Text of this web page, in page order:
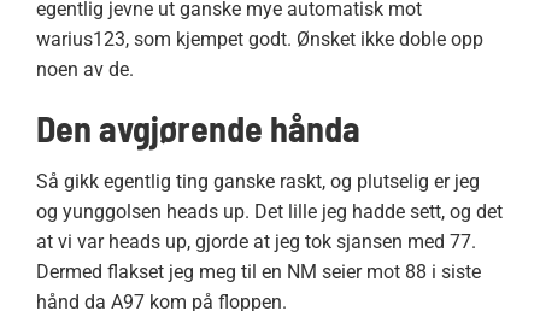
egentlig jevne ut ganske mye automatisk mot
warius123, som kjempet godt. Ønsket ikke doble opp
noen av de.
Den avgjørende hånda
Så gikk egentlig ting ganske raskt, og plutselig er jeg
og yunggolsen heads up. Det lille jeg hadde sett, og det
at vi var heads up, gjorde at jeg tok sjansen med 77.
Dermed flakset jeg meg til en NM seier mot 88 i siste
hånd da A97 kom på floppen.